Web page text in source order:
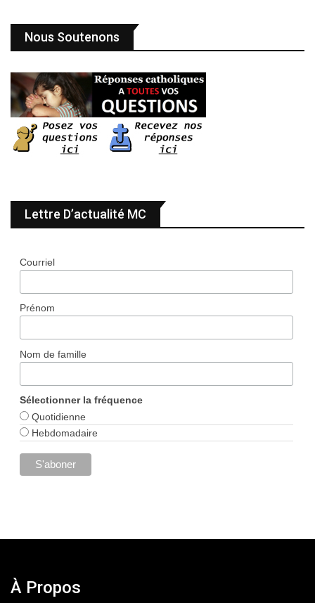
Nous Soutenons
Lettre D’actualité MC
Courriel
Prénom
Nom de famille
Sélectionner la fréquence
Quotidienne
Hebdomadaire
À Propos